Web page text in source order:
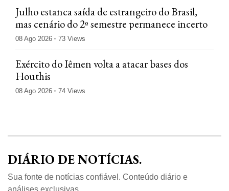
Julho estanca saída de estrangeiro do Brasil,
mas cenário do 2º semestre permanece incerto
08 Ago 2026 73 Views
Exército do Iêmen volta a atacar bases dos
Houthis
08 Ago 2026 74 Views
DIÁRIO DE NOTÍCIAS.
Sua fonte de notícias confiável. Conteúdo diário e
análises exclusivas.